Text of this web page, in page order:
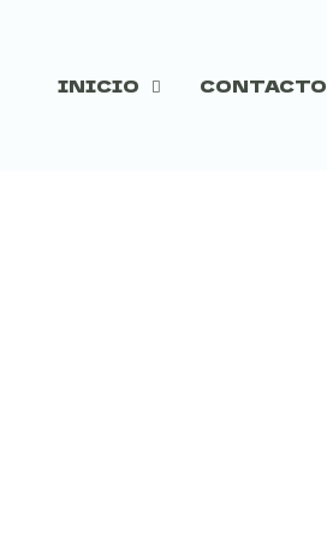
INICIO CONTACTO